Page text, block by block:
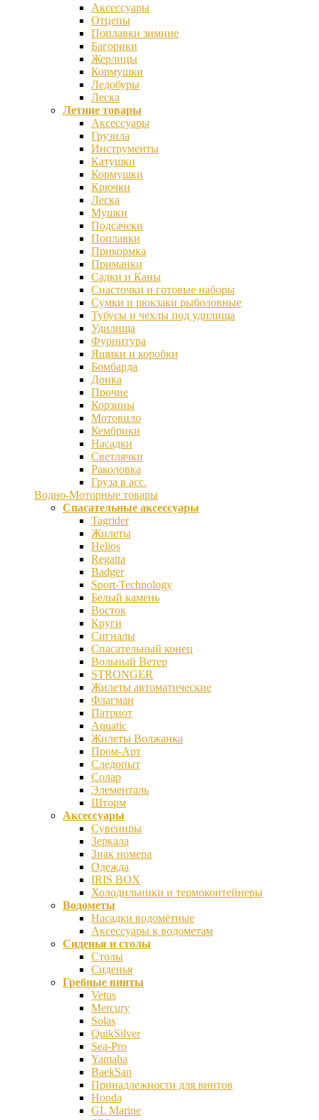
Аксессуары
Отцепы
Поплавки зимние
Багорики
Жерлицы
Кормушки
Ледобуры
Леска
Летние товары
Аксессуары
Грузила
Инструменты
Катушки
Кормушки
Крючки
Леска
Мушки
Подсачеки
Поплавки
Прикормка
Приманки
Садки и Каны
Снасточки и готовые наборы
Сумки и рюкзаки рыболовные
Тубусы и чехлы под удилища
Удилища
Фурнитура
Ящики и коробки
Бомбарда
Донка
Прочие
Корзины
Мотовило
Кембрики
Насадки
Светлячки
Раколовка
Груза в асс.
Водно-Моторные товары
Спасательные аксессуары
Tagrider
Жилеты
Helios
Regatta
Badger
Sport-Technology
Белый камень
Восток
Круги
Сигналы
Спасательный конец
Вольный Ветер
STRONGER
Жилеты автоматические
Флагман
Патриот
Aquatic
Жилеты Волжанка
Пром-Арт
Следопыт
Солар
Элементаль
Шторм
Аксессуары
Сувениры
Зеркала
Знак номера
Одежда
IRIS BOX
Холодильники и термоконтейнеры
Водометы
Насадки водомётные
Аксессуары к водометам
Сиденья и столы
Столы
Сиденья
Гребные винты
Vetus
Mercury
Solas
QuikSilver
Sea-Pro
Yamaha
BaekSan
Принадлежности для винтов
Honda
GL Marine